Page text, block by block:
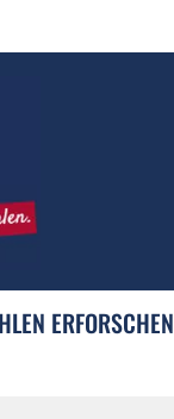
ERFORSCHEN